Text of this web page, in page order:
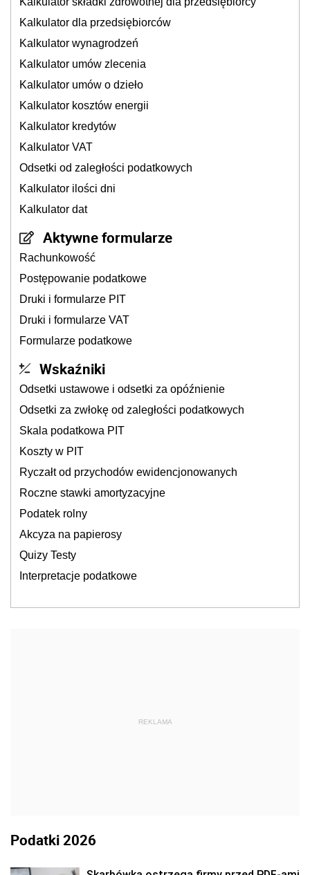
Kalkulator dla przedsiębiorców
Kalkulator wynagrodzeń
Kalkulator umów zlecenia
Kalkulator umów o dzieło
Kalkulator kosztów energii
Kalkulator kredytów
Kalkulator VAT
Odsetki od zaległości podatkowych
Kalkulator ilości dni
Kalkulator dat
Aktywne formularze
Rachunkowość
Postępowanie podatkowe
Druki i formularze PIT
Druki i formularze VAT
Formularze podatkowe
Wskaźniki
Odsetki ustawowe i odsetki za opóźnienie
Odsetki za zwłokę od zaległości podatkowych
Skala podatkowa PIT
Koszty w PIT
Ryczałt od przychodów ewidencjonowanych
Roczne stawki amortyzacyjne
Podatek rolny
Akcyza na papierosy
Quizy Testy
Interpretacje podatkowe
REKLAMA
Podatki 2026